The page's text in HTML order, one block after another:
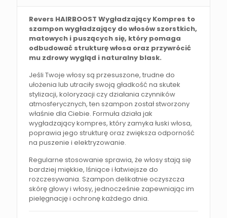
Revers HAIRBOOST Wygładzający Kompres to
szampon wygładzający do włosów szorstkich,
matowych i puszących się, który pomaga
odbudować strukturę włosa oraz przywrócić
mu zdrowy wygląd i naturalny blask.
Jeśli Twoje włosy są przesuszone, trudne do
ułożenia lub utraciły swoją gładkość na skutek
stylizacji, koloryzacji czy działania czynników
atmosferycznych, ten szampon został stworzony
właśnie dla Ciebie. Formuła działa jak
wygładzający kompres, który zamyka łuski włosa,
poprawia jego strukturę oraz zwiększa odporność
na puszenie i elektryzowanie.
Regularne stosowanie sprawia, że włosy stają się
bardziej miękkie, lśniące i łatwiejsze do
rozczesywania. Szampon delikatnie oczyszcza
skórę głowy i włosy, jednocześnie zapewniając im
pielęgnację i ochronę każdego dnia.